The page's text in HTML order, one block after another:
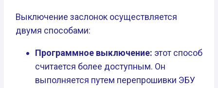
Выключение заслонок осуществляется
двумя способами:
Программное выключение: этот способ
считается более доступным. Он
выполняется путем перепрошивки ЭБУ